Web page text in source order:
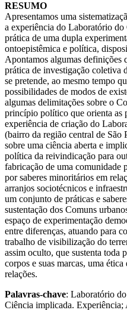
RESUMO
Apresentamos uma
a experiência do Laboratório
prática de uma dupla
ontoepistêmica e política,
Apontamos algumas definições
prática de investigação coletiva
se pretende, ao mesmo tempo
possibilidades de modos de
algumas delimitações sobre o
princípio político que orienta as
experiência de criação do
(bairro da região central de São
sobre uma ciência aberta e
política da reivindicação para
fabricação de uma comunidade
por saberes minoritários em
arranjos sociotécnicos e
um conjunto de práticas e
sustentação dos Comuns
espaço de experimentação
entre diferenças, atuando para
trabalho de visibilização do
assim oculto, que sustenta toda
corpos e suas marcas, uma
relações.
Palavras-chave: Laboratório
Ciência implicada. Experiência;